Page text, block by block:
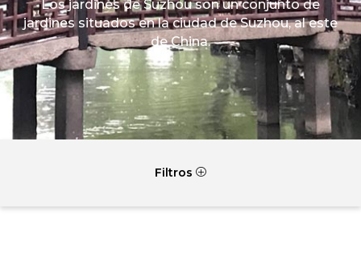
Los jardines de Suzhou son un conjunto de
jardines situados en la ciudad de Suzhou, al este
de China.
Filtros P